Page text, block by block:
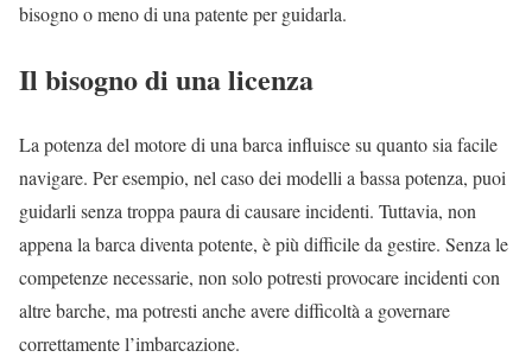
bisogno o meno di una patente per guidarla.
Il bisogno di una licenza
La potenza del motore di una barca influisce su quanto sia facile
navigare. Per esempio, nel caso dei modelli a bassa potenza, puoi
guidarli senza troppa paura di causare incidenti. Tuttavia, non
appena la barca diventa potente, è più difficile da gestire. Senza le
competenze necessarie, non solo potresti provocare incidenti con
altre barche, ma potresti anche avere difficoltà a governare
correttamente l’imbarcazione.